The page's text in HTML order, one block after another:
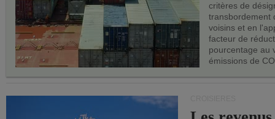
critères de
transbordement
voisins et en
facteur de
pourcentage au
émissions de